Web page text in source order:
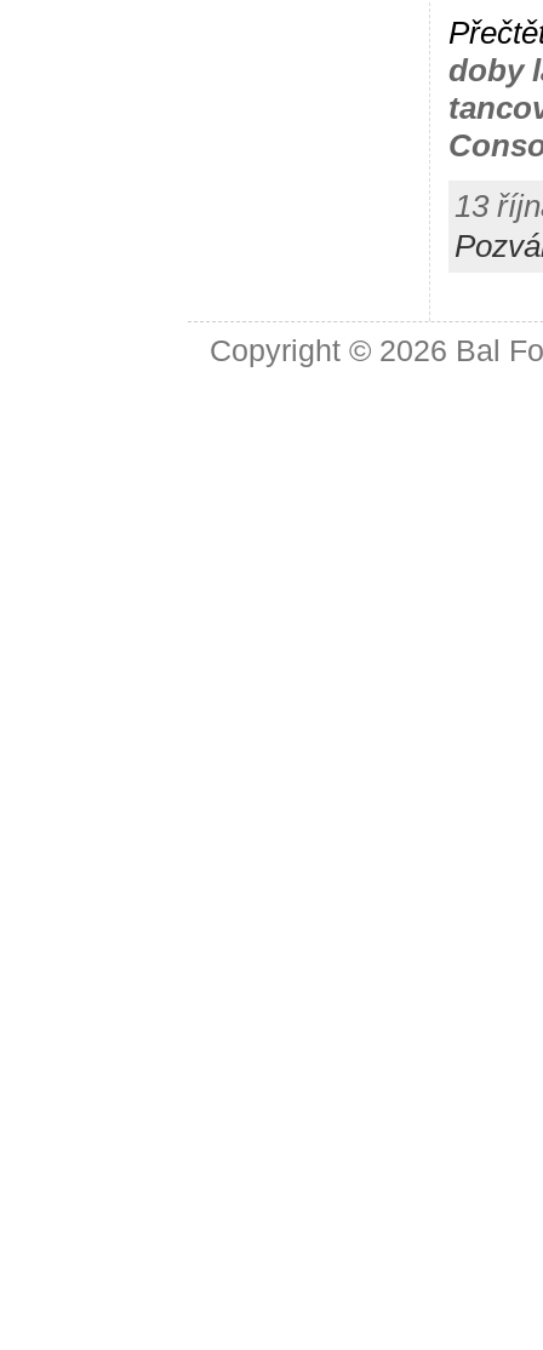
doby
13
Copyright © 2026 Bal